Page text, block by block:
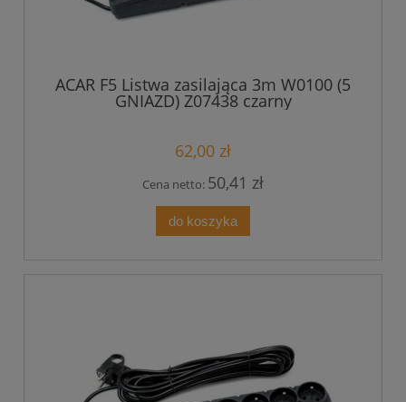
ACAR F5 Listwa zasilająca 3m W0100 (5
GNIAZD) Z07438 czarny
62,00 zł
Cena netto: 50,41 zł
do koszyka